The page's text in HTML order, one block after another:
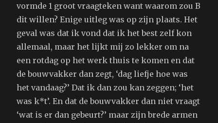
vormde 1 groot vraagteken want waarom zou B
dit willen? Enige uitleg was op zijn plaats. Het
geval was dat ik vond dat ik het best zelf kon
allemaal, maar het lijkt mij zo lekker om na
een rotdag op het werk thuis te komen en dat
de bouwvakker dan zegt, ‘dag liefje hoe was
het vandaag?’ Dat ik dan zou kan zeggen; ‘het
was k*t’. En dat de bouwvakker dan niet vraagt
‘wat is er dan gebeurt?’ maar zijn brede armen